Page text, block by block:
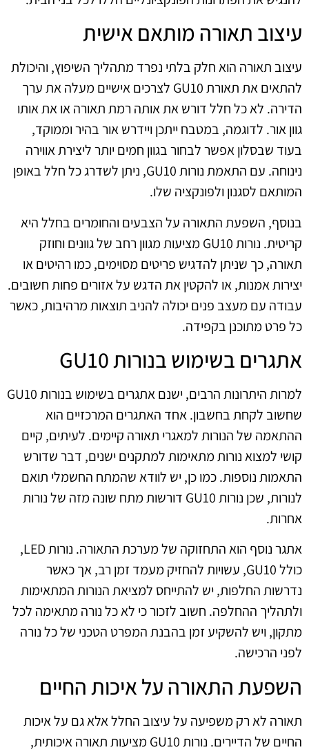
עיצוב תאורה מותאם אישית
עיצוב תאורה הוא חלק בלתי נפרד מתהליך השיפוץ, והיכולת
להתאים את תאורת GU10 לצרכים אישיים מעלה את ערך
הדירה. לא כל חלל דורש את אותה רמת תאורה או את אותו
גוון אור. לדוגמה, במטבח ייתכן ויידרש אור בהיר וממוקד,
בעוד שבסלון אפשר לבחור בגוון חמים יותר ליצירת אווירה
נינוחה. עם התאמת נורות GU10, ניתן לשדרג כל חלל באופן
המותאם לסגנון ולפונקציה שלו.
בנוסף, השפעת התאורה על הצבעים והחומרים בחלל היא
קריטית. נורות GU10 מציעות מגוון רחב של גוונים וחוזק
תאורה, כך שניתן להדגיש פריטים מסוימים, כמו רהיטים או
יצירות אמנות, או להקטין את הדגש על אזורים פחות חשובים.
עבודה עם מעצב פנים יכולה להניב תוצאות מרהיבות, כאשר
כל פרט מתוכנן בקפידה.
אתגרים בשימוש בנורות GU10
למרות היתרונות הרבים, ישנם אתגרים בשימוש בנורות GU10
שחשוב לקחת בחשבון. אחד האתגרים המרכזיים הוא
ההתאמה של הנורות למאגרי תאורה קיימים. לעיתים, קיים
קושי למצוא נורות מתאימות למתקנים ישנים, דבר שדורש
התאמות נוספות. כמו כן, יש לוודא שהמתח החשמלי תואם
לנורות, שכן נורות GU10 דורשות מתח שונה מזה של נורות
אחרות.
אתגר נוסף הוא התחזוקה של מערכת התאורה. נורות LED,
כולל GU10, עשויות להחזיק מעמד זמן רב, אך כאשר
נדרשות החלפות, יש להתייחס למציאת הנורות המתאימות
ולתהליך ההחלפה. חשוב לזכור כי לא כל נורה מתאימה לכל
מתקון, ויש להשקיע זמן בהבנת המפרט הטכני של כל נורה
לפני הרכישה.
השפעת התאורה על איכות החיים
תאורה לא רק משפיעה על עיצוב החלל אלא גם על איכות
החיים של הדיירים. נורות GU10 מציעות תאורה איכותית,